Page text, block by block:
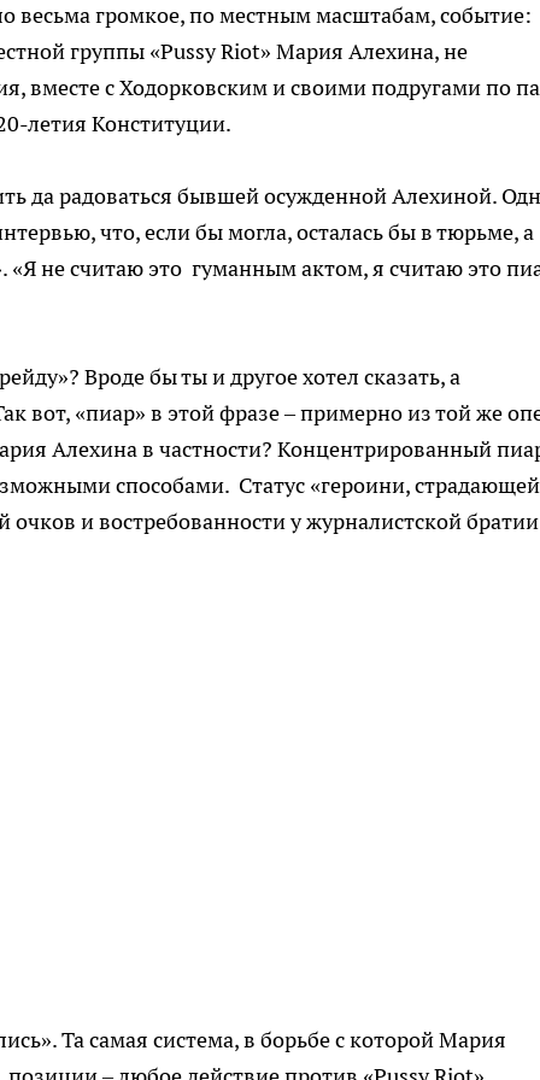
весьма громкое, по местным масштабам, событие:
группы «Pussy Riot» Мария Алехина, не
вместе с Ходорковским и своими подругами по
летия Конституции.
да радоваться бывшей осужденной Алехиной.
что, если бы могла, осталась бы в тюрьме, а
не считаю это гуманным актом, я считаю это
Вроде бы ты и другое хотел сказать, а
вот, «пиар» в этой фразе – примерно из той же
Алехина в частности? Концентрированный
способами. Статус «героини,
и востребованности у журналистской
Та самая система, в борьбе с которой Мария